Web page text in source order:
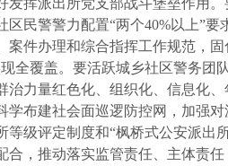
发挥派出所党支部战斗堡垒作用
区民警警力配置“两个40%以上”
案件办理和综合指挥工作规范，
全覆盖。要活跃城乡社区警务
治力量红色化、组织化、信息化
学布建社会面巡逻防控网，加强
等级评定制度和“枫桥式公安派出
合，推动落实监管责任、主体责